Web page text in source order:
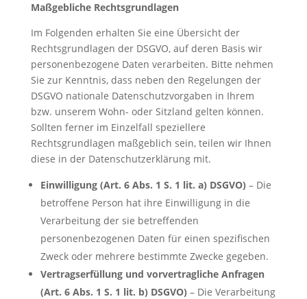
Maßgebliche Rechtsgrundlagen
Im Folgenden erhalten Sie eine Übersicht der
Rechtsgrundlagen der DSGVO, auf deren Basis wir
personenbezogene Daten verarbeiten. Bitte nehmen
Sie zur Kenntnis, dass neben den Regelungen der
DSGVO nationale Datenschutzvorgaben in Ihrem
bzw. unserem Wohn- oder Sitzland gelten können.
Sollten ferner im Einzelfall speziellere
Rechtsgrundlagen maßgeblich sein, teilen wir Ihnen
diese in der Datenschutzerklärung mit.
Einwilligung (Art. 6 Abs. 1 S. 1 lit. a) DSGVO) – Die
betroffene Person hat ihre Einwilligung in die
Verarbeitung der sie betreffenden
personenbezogenen Daten für einen spezifischen
Zweck oder mehrere bestimmte Zwecke gegeben.
Vertragserfüllung und vorvertragliche Anfragen
(Art. 6 Abs. 1 S. 1 lit. b) DSGVO) – Die Verarbeitung